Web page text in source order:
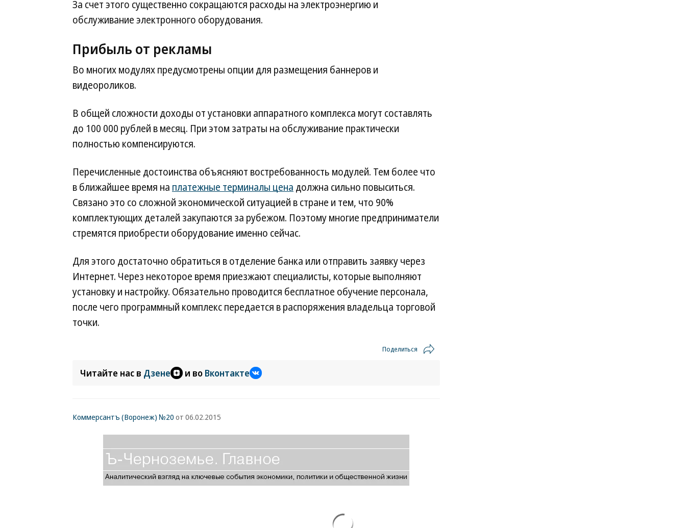
За счет этого существенно сокращаются расходы на электроэнергию и
обслуживание электронного оборудования.
Прибыль от рекламы
Во многих модулях предусмотрены опции для размещения баннеров и
видеороликов.
В общей сложности доходы от установки аппаратного комплекса могут составлять
до 100 000 рублей в месяц. При этом затраты на обслуживание практически
полностью компенсируются.
Перечисленные достоинства объясняют востребованность модулей. Тем более что
в ближайшее время на платежные терминалы цена должна сильно повыситься.
Связано это со сложной экономической ситуацией в стране и тем, что 90%
комплектующих деталей закупаются за рубежом. Поэтому многие предприниматели
стремятся приобрести оборудование именно сейчас.
Для этого достаточно обратиться в отделение банка или отправить заявку через
Интернет. Через некоторое время приезжают специалисты, которые выполняют
установку и настройку. Обязательно проводится бесплатное обучение персонала,
после чего программный комплекс передается в распоряжения владельца торговой
точки.
Поделиться
Читайте нас в Дзене и во Вконтакте
Коммерсантъ (Воронеж) №20 от 06.02.2015